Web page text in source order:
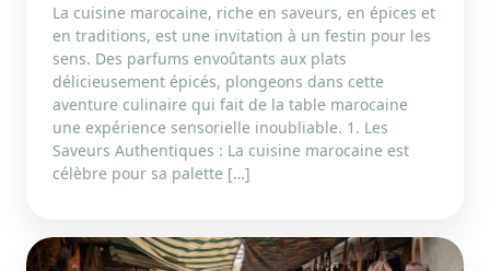
La cuisine marocaine, riche en saveurs, en épices et
en traditions, est une invitation à un festin pour les
sens. Des parfums envoûtants aux plats
délicieusement épicés, plongeons dans cette
aventure culinaire qui fait de la table marocaine
une expérience sensorielle inoubliable. 1. Les
Saveurs Authentiques : La cuisine marocaine est
célèbre pour sa palette […]